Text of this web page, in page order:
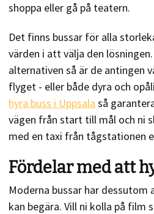
shoppa eller gå på teatern.
Det finns bussar för alla
värden i att välja den
alternativen så är de antingen
flyget - eller både dyra och
hyra buss i Uppsala så
vägen från start till mål och ni
med en taxi från tågstationen
Fördelar med att
Moderna bussar har dessutom
kan begära. Vill ni kolla på film